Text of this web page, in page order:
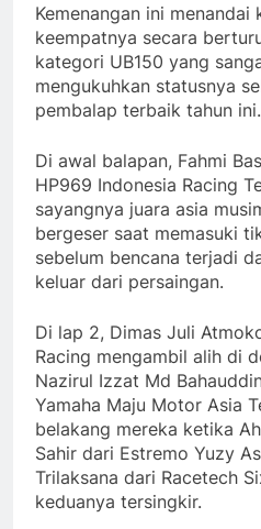
Kemenangan ini menandai
keempatnya secara
kategori UB150 yang
mengukuhkan statusnya
pembalap terbaik tahun ini.
Di awal balapan, Fahmi
HP969 Indonesia Racing
sayangnya juara asia
bergeser saat memasuki
sebelum bencana terjadi
keluar dari persaingan.
Di lap 2, Dimas Juli
Racing mengambil alih di
Nazirul Izzat Md
Yamaha Maju Motor Asia
belakang mereka ketika
Sahir dari Estremo Yuzy
Trilaksana dari Racetech
keduanya tersingkir.